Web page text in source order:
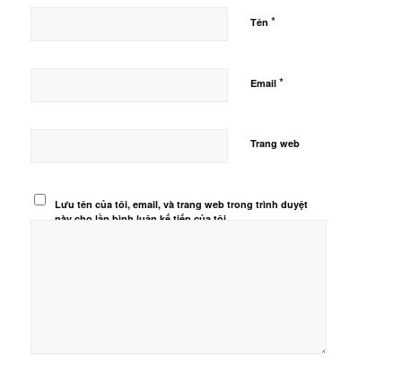
Tên *
Email *
Trang web
Lưu tên của tôi, email, và trang web trong trình duyệt
này cho lần bình luận kế tiếp của tôi.